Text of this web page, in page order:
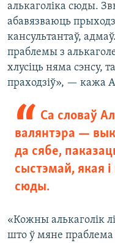
алькаголіка сюды.
абавязваюць
кансультантаў,
праблемы з
хлусіць няма сэнсу,
праходзіў», — кажа
Са словаў
валянтэра —
да сябе,
сыстэмай, якая і
сюды.
«Кожны алькаголік
што ў мяне